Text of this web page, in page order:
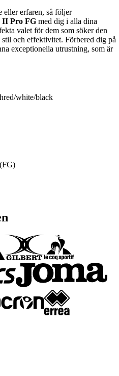
eller erfaren, så följer
II Pro FG med dig i alla dina
valet för dem som söker den
och effektivitet. Förbered dig på
exceptionella utrustning, som är
white/black